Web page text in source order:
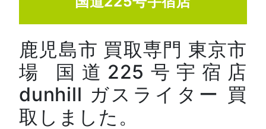
鹿児島市 買取専門 東京市
場 国道225号宇宿店
dunhill ガスライター 買
取しました。